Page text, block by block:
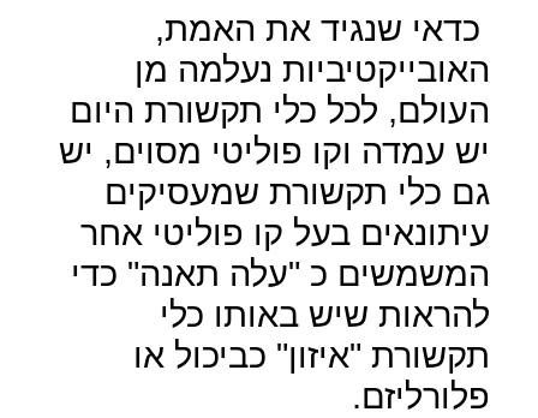
כדאי שנגיד את האמת,
האובייקטיביות נעלמה מן
העולם, לכל כלי תקשורת היום
יש עמדה וקו פוליטי מסוים, יש
גם כלי תקשורת שמעסיקים
עיתונאים בעל קו פוליטי אחר
המשמשים כ "עלה תאנה" כדי
להראות שיש באותו כלי
תקשורת "איזון" כביכול או
פלורליזם.